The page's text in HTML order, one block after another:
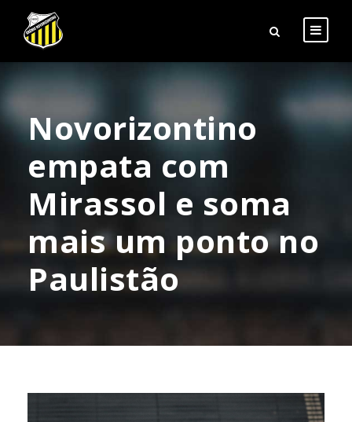
Novorizontino
empata com
Mirassol e soma
mais um ponto no
Paulistão